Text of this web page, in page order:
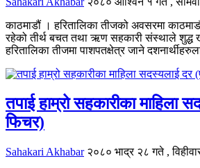
काठमाडौं । हरितालिका तीजको अवसरमा
रहेको तीर्थ बचत तथा ऋण सहकारी संस्थाले शुद्ध
हरितालिका तीजमा पाशपतक्षेत्र जाने
तपाई हाम्रो सहकारीका माहिला
फिचर)
Sahakari Akhabar २०८० भाद्र २८ गते ,